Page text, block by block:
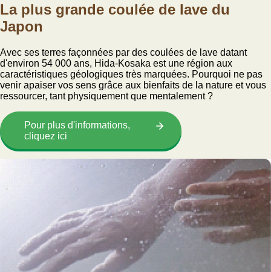
La plus grande coulée de lave du
Japon
Avec ses terres façonnées par des coulées de lave datant
d'environ 54 000 ans, Hida-Kosaka est une région aux
caractéristiques géologiques très marquées. Pourquoi ne pas
venir apaiser vos sens grâce aux bienfaits de la nature et vous
ressourcer, tant physiquement que mentalement ?
Pour plus d'informations,
cliquez ici